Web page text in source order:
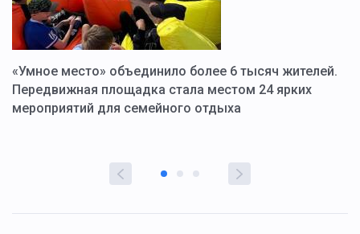
«Умное место» объединило более 6 тысяч жителей.
Передвижная площадка стала местом 24 ярких
мероприятий для семейного отдыха